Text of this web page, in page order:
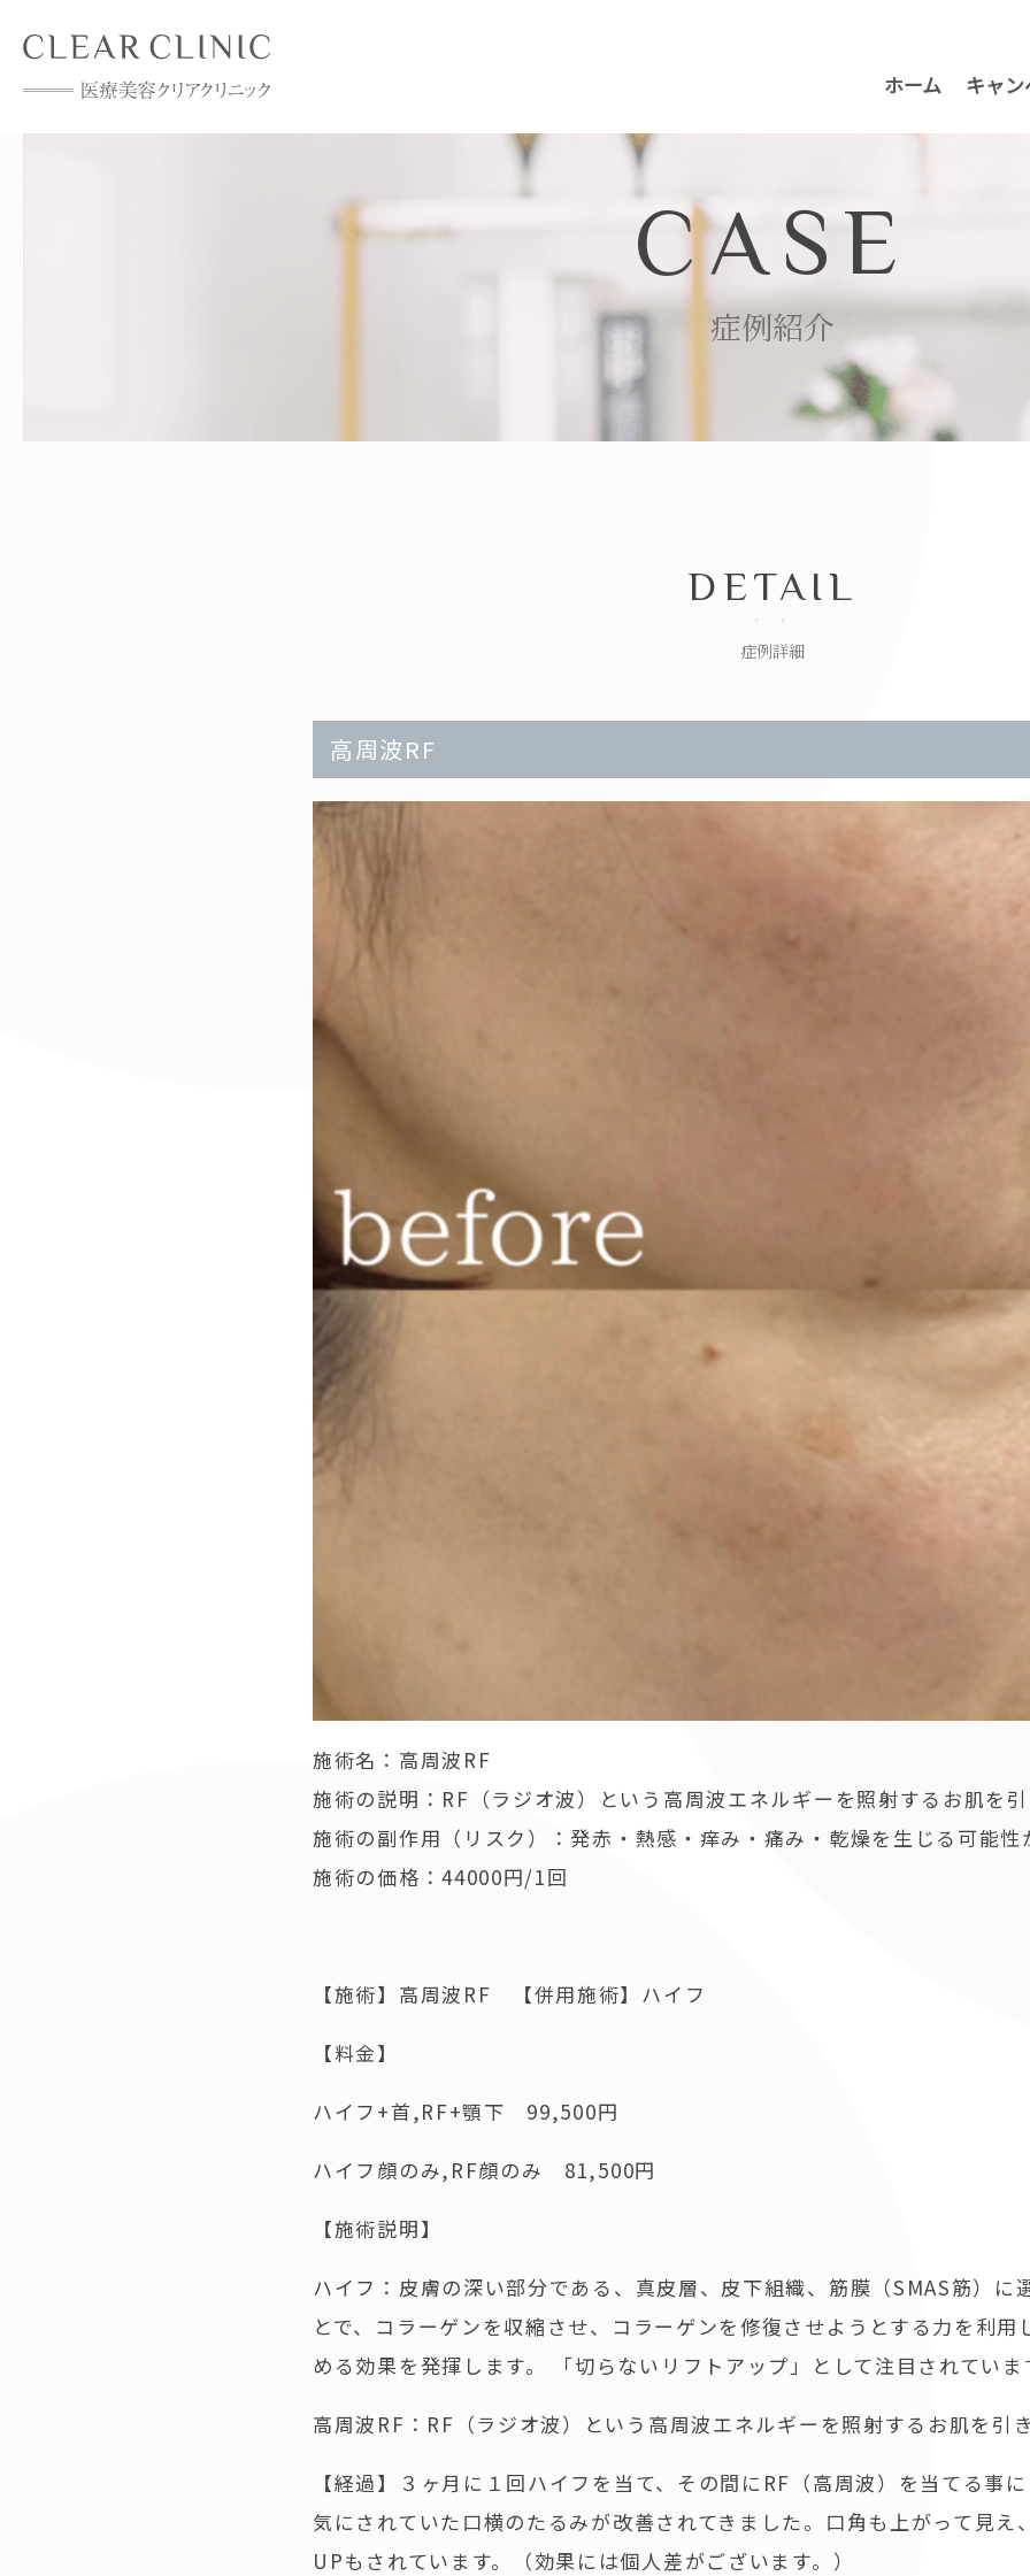
ホーム キャ
CASE
症例紹介
DETAIL
症例詳細
高周波RF
施術名：高周波RF
施術の説明：RF（ラジオ波）という高周波エネルギーを照射するお肌を
施術の副作用（リスク）： 発赤・熱感・痒み・痛み・乾燥を生じる可能性
施術の価格：44000円/1回
【施術】高周波RF 【併用施術】ハイフ
【料金】
ハイフ+首,RF+顎下 99,500円
ハイフ顔のみ,RF顔のみ 81,500円
【施術説明】
ハイフ ：皮膚の深い部分である、真皮層、皮下組織、筋膜（SMAS筋）に
とで、コラーゲンを収縮させ、コラーゲンを修復させようとする力を利用
める効果を発揮します。 「切らないリフトアップ」として注目されていま
高周波RF ：RF（ラジオ波）という高周波エネルギーを照射するお肌を引
【経過】３ヶ月に１回ハイフを当て、その間にRF（高周波）を当てる事
気にされていた口横のたるみが改善されてきました。口角も上がって見え
UPもされています。（効果には個人差がございます。）